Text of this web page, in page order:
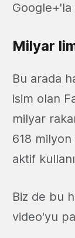
Milyar
Bu arada
isim olan
milyar
618 milyon
aktif
Biz de bu
video'yu